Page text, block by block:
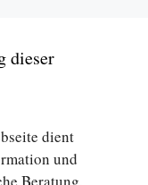
dieser
dient
und
Beratung,